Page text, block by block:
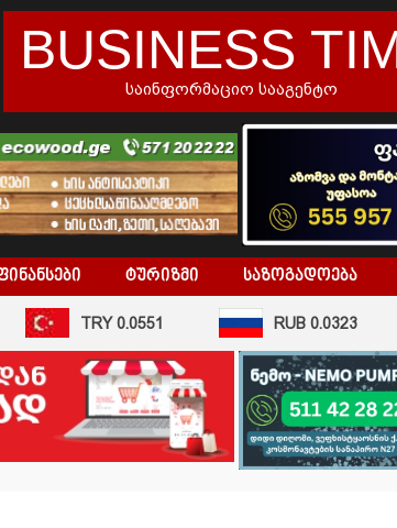
BUSINESS
საინფორმაციო სააგენტო
ᲢᲣᲠᲘᲖᲛᲘ ᲡᲐᲖᲝᲒᲐᲓᲝᲔᲑᲐ
TRY 0.0551 RUB 0.0323